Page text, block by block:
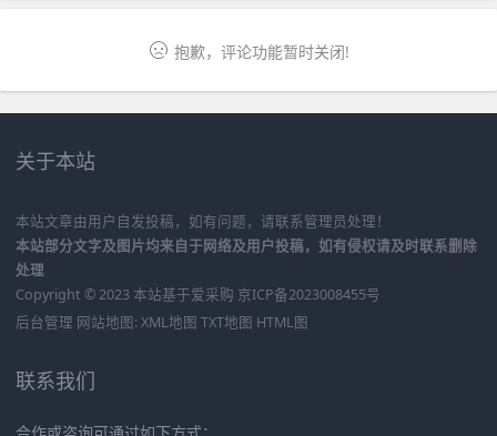
抱歉，评论功能暂时关闭!
关于本站
本站文章由用户自发投稿，如有问题，请联系管理员处理！
本站部分文字及图片均来自于网络及用户投稿，如有侵权请及时联系删除
处理
Copyright © 2023 本站基于爱采购 京ICP备2023008455号
后台管理 网站地图: XML地图 TXT地图 HTML图
联系我们